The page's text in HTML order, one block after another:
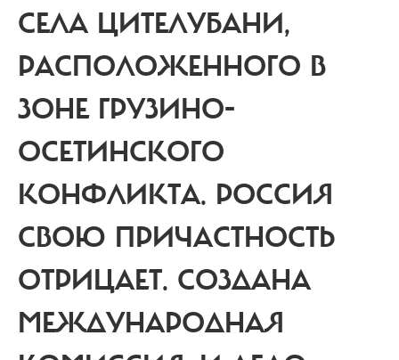
СЕЛА ЦИТЕЛУБАНИ,
РАСПОЛОЖЕННОГО В
ЗОНЕ ГРУЗИНО-
ОСЕТИНСКОГО
КОНФЛИКТА. РОССИЯ
СВОЮ ПРИЧАСТНОСТЬ
ОТРИЦАЕТ. СОЗДАНА
МЕЖДУНАРОДНАЯ